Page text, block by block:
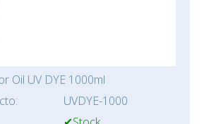
Oil UV DYE 1000ml
UVDYE-1000